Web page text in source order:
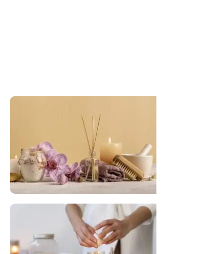
FLORAL DE BACH PERSONALIZADO
Responda as perguntas e receba o seu
floral em casa.